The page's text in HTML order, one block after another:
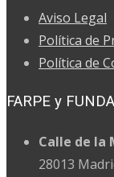
Aviso Legal
Política de
Política de
FARPE y
Calle de la
28013